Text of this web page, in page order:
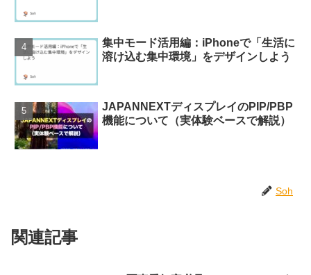
集中モード活用編：iPhoneで「生活に
溶け込む集中環境」をデザインしよう
JAPANNEXTディスプレイのPIP/PBP
機能について（実体験ベースで解説）
Soh
関連記事